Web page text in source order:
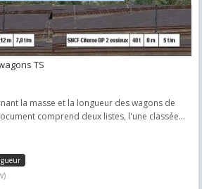
TS
la masse et la longueur des wagons de
comprend deux listes, l'une classée...